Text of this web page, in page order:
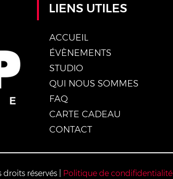
réservés | Politique de condifidentialité
LIENS UTILES
ACCUEIL
ÉVÈNEMENTS
STUDIO
QUI NOUS SOMMES
FAQ
CARTE CADEAU
CONTACT